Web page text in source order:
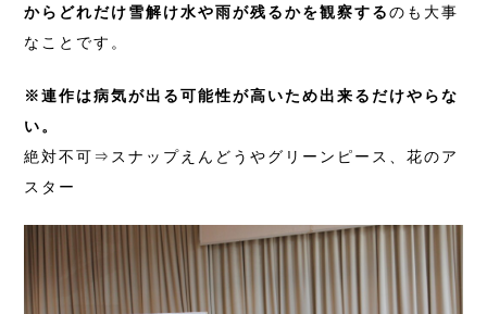
からどれだけ雪解け水や雨が残るかを観察するのも大事
なことです。
※連作は病気が出る可能性が高いため出来るだけやらな
い。
絶対不可⇒スナップえんどうやグリーンピース、花のア
スター